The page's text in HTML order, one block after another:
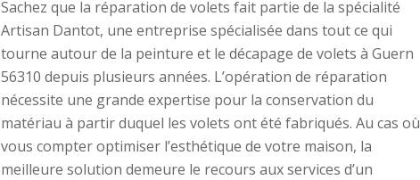
Sachez que la réparation de volets fait partie de la spécialité
Artisan Dantot, une entreprise spécialisée dans tout ce qui
tourne autour de la peinture et le décapage de volets à Guern
56310 depuis plusieurs années. L’opération de réparation
nécessite une grande expertise pour la conservation du
matériau à partir duquel les volets ont été fabriqués. Au cas où
vous compter optimiser l’esthétique de votre maison, la
meilleure solution demeure le recours aux services d’un